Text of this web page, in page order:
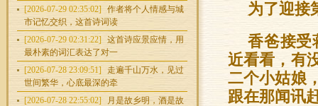
[2026-07-29 02:35:02]
作者将个人情感与城
市记忆交织，这首诗词读
[2026-07-29 02:31:22]
这首诗应景应情，用
最朴素的词汇表达了对一
[2026-07-28 23:09:51]
走遍千山万水，见过
世间繁华，心底最深的牵
[2026-07-28 22:55:02]
月是故乡明，酒是故
为了迎接
香爸接受
近看看，有
二个小姑娘
跟在那闻讯